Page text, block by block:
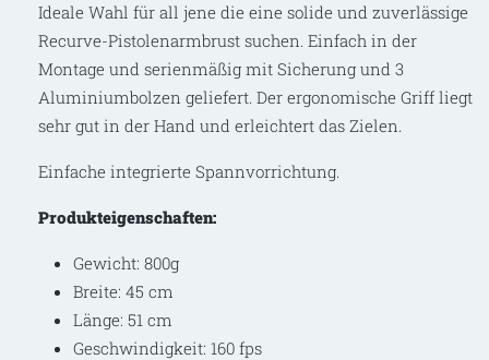
Ideale Wahl für all jene die eine solide und zuverlässige
Recurve-Pistolenarmbrust suchen. Einfach in der
Montage und serienmäßig mit Sicherung und 3
Aluminiumbolzen geliefert. Der ergonomische Griff liegt
sehr gut in der Hand und erleichtert das Zielen.
Einfache integrierte Spannvorrichtung.
Produkteigenschaften:
Gewicht: 800g
Breite: 45 cm
Länge: 51 cm
Geschwindigkeit: 160 fps